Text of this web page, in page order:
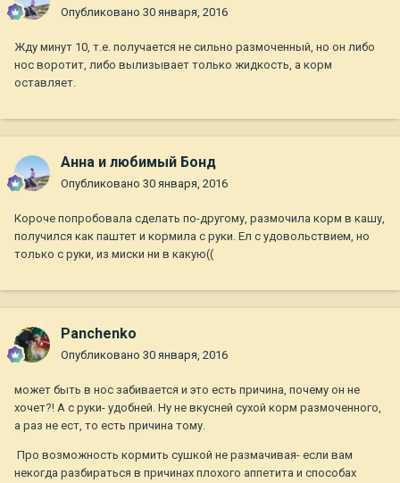
Опубликовано 30 января, 2016
Жду минут 10, т.е. получается не сильно размоченный, но он либо
нос воротит, либо вылизывает только жидкость, а корм
оставляет.
Анна и любимый Бонд
Опубликовано 30 января, 2016
Короче попробовала сделать по-другому, размочила корм в кашу,
получился как паштет и кормила с руки. Ел с удовольствием, но
только с руки, из миски ни в какую((
Panchenko
Опубликовано 30 января, 2016
может быть в нос забивается и это есть причина, почему он не
хочет?! А с руки- удобней. Ну не вкусней сухой корм размоченного,
а раз не ест, то есть причина тому.
Про возможность кормить сушкой не размачивая- если вам
некогда разбираться в причинах плохого аппетита и способах